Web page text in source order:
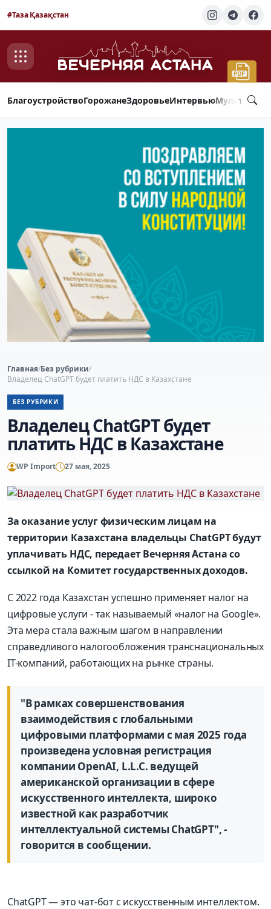
#Таза Қазақстан
БлагоустройствоГорожанеЗдоровьеИнтервью
Главная/Без рубрики/
Владелец ChatGPT будет платить НДС в Казахстане
БЕЗ РУБРИКИ
Владелец ChatGPT будет
платить НДС в Казахстане
WP Import 27 мая, 2025
За оказание услуг физическим лицам на
территории Казахстана владельцы ChatGPT будут
уплачивать НДС, передает Вечерняя Астана со
ссылкой на Комитет государственных доходов.
С 2022 года Казахстан успешно применяет налог на
цифровые услуги - так называемый «налог на Google».
Эта мера стала важным шагом в направлении
справедливого налогообложения транснациональных
IT-компаний, работающих на рынке страны.
"В рамках совершенствования
взаимодействия с глобальными
цифровыми платформами с мая 2025 года
произведена условная регистрация
компании OpenAI, L.L.C. ведущей
американской организации в сфере
искусственного интеллекта, широко
известной как разработчик
интеллектуальной системы ChatGPT", -
говорится в сообщении.
ChatGPT — это чат-бот с искусственным интеллектом.